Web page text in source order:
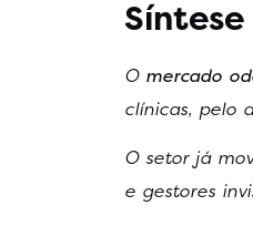
O mercado
clínicas, pelo
O setor já
e gestores